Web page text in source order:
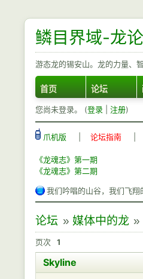
鳞目界域-龙
游态龙的锡安山。龙的力量、
首页 论坛
您尚未登录。 (登录 注册)
爪机版 论坛指南
《龙魂志》第一期
《龙魂志》第二期
我们吟唱的山谷，我们飞翔
论坛 » 媒体中的龙 »
页次 1
Skyline